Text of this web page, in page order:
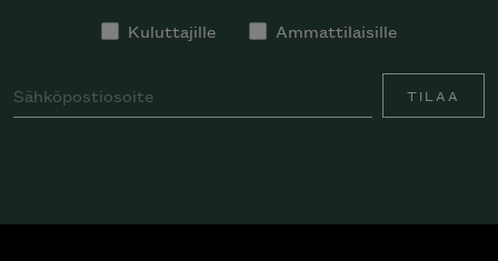
Kuluttajille Ammattilaisille
TILAA